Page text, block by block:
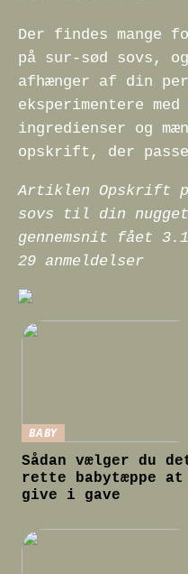
Der findes mange
på sur-sød sovs,
afhænger af din
eksperimentere
ingredienser og
opskrift, der
Artiklen Opskrift
sovs til din
gennemsnit fået 3.1
29 anmeldelser
BABY
Sådan vælger du
rette babytæppe at
give i gave